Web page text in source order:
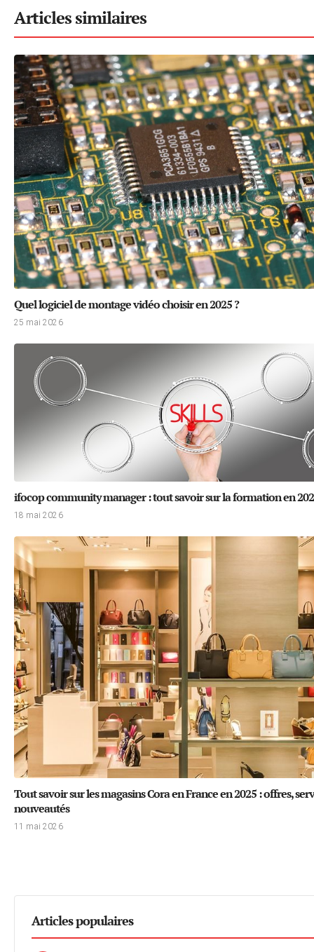
Articles similaires
Quel logiciel de montage vidéo choisir en 2025 ?
25 mai 2026
ifocop community manager : tout savoir sur la formation en
18 mai 2026
Tout savoir sur les magasins Cora en France en 2025 : offres,
nouveautés
11 mai 2026
Articles populaires